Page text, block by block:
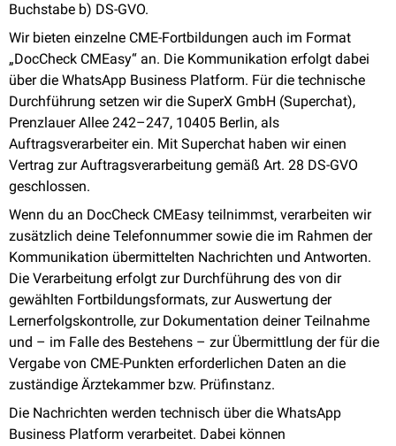
Buchstabe b) DS-GVO.
Wir bieten einzelne CME-Fortbildungen auch im Format
„DocCheck CMEasy“ an. Die Kommunikation erfolgt dabei
über die WhatsApp Business Platform. Für die technische
Durchführung setzen wir die SuperX GmbH (Superchat),
Prenzlauer Allee 242–247, 10405 Berlin, als
Auftragsverarbeiter ein. Mit Superchat haben wir einen
Vertrag zur Auftragsverarbeitung gemäß Art. 28 DS-GVO
geschlossen.
Wenn du an DocCheck CMEasy teilnimmst, verarbeiten wir
zusätzlich deine Telefonnummer sowie die im Rahmen der
Kommunikation übermittelten Nachrichten und Antworten.
Die Verarbeitung erfolgt zur Durchführung des von dir
gewählten Fortbildungsformats, zur Auswertung der
Lernerfolgskontrolle, zur Dokumentation deiner Teilnahme
und – im Falle des Bestehens – zur Übermittlung der für die
Vergabe von CME-Punkten erforderlichen Daten an die
zuständige Ärztekammer bzw. Prüfinstanz.
Die Nachrichten werden technisch über die WhatsApp
Business Platform verarbeitet. Dabei können